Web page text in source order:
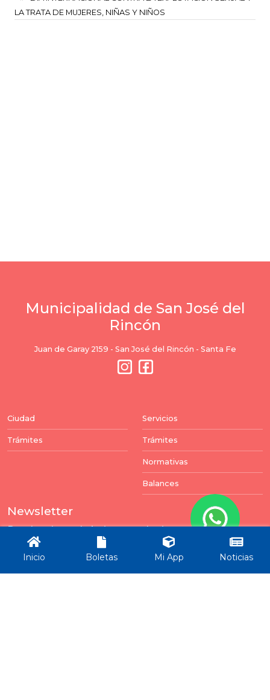
LA TRATA DE MUJERES, NIÑAS Y NIÑOS
Municipalidad de San José del
Rincón
Juan de Garay 2159 - San José del Rincón - Santa Fe
Ciudad
Trámites
Servicios
Trámites
Normativas
Balances
Newsletter
Puedes darte de baja en cualquier momento. Para
ello, encontrará nuestros datos de contacto en el
aviso legal.
Inicio Boletas Mi App Noticias